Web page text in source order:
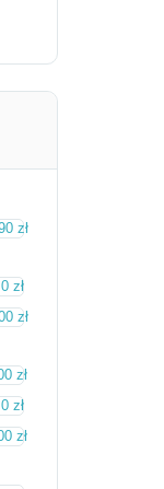
zł
0 zł
zł
zł
0 zł
zł